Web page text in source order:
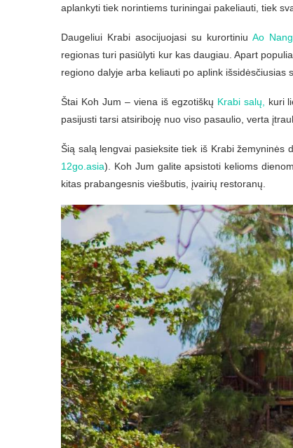
aplankyti tiek norintiems turiningai pakeliauti, tiek
Daugeliui Krabi asocijuojasi su kurortiniu Ao Nang
regionas turi pasiūlyti kur kas daugiau. Apart
regiono dalyje arba keliauti po aplink išsidėsčiusias
Štai Koh Jum – viena iš egzotiškų Krabi salų, kuri
pasijusti tarsi atsiriboję nuo viso pasaulio, verta
Šią salą lengvai pasieksite tiek iš Krabi žemyninės
12go.asia). Koh Jum galite apsistoti kelioms
kitas prabangesnis viešbutis, įvairių restoranų.